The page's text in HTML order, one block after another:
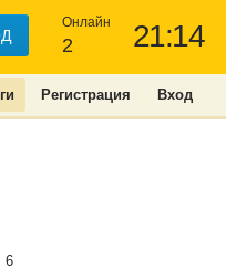
21:14
Онлайн
2
Регистрация Вход
6